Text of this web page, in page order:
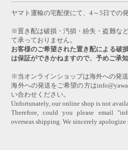
ヤマト運輸の宅配便にて、4～5日での
※置き配は破損・汚損・紛失・盗難な
て承っておりません。
お客様のご希望された置き配による破
は保証ができかねますので、予めご承
※当オンラインショップは海外への発
海外への発送をご希望の方は
い合わせください。
Unfortunately, our online shop is not
Therefore, could you please email
overseas shipping. We sincerely